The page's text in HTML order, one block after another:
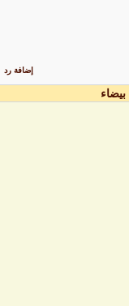
إضافة رد